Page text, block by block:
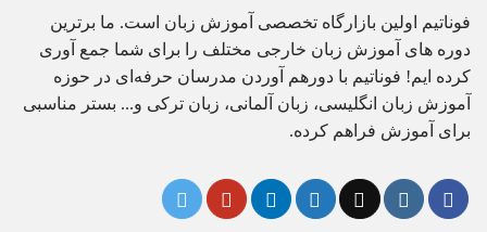
فوناتیم اولین بازارگاه تخصصی آموزش زبان است. ما برترین
دوره های آموزش زبان خارجی مختلف را برای شما جمع آوری
کرده ایم! فوناتیم با دورهم آوردن مدرسان حرفه‌ای در حوزه
آموزش زبان انگلیسی، زبان آلمانی، زبان ترکی و... بستر مناسبی
برای آموزش فراهم کرده.